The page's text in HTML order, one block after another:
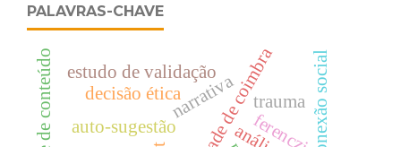
PALAVRAS-CHAVE
auto-sugestão
narrativa conexão social
estudo de validação
decisão ética
ferenczi
trauma